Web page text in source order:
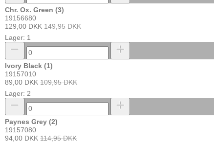
Chr. Ox. Green (3)
19156680
129,00 DKK 149,95 DKK
Lager: 1
Ivory Black (1)
19157010
89,00 DKK 109,95 DKK
Lager: 2
Paynes Grey (2)
19157080
94,00 DKK 114,95 DKK